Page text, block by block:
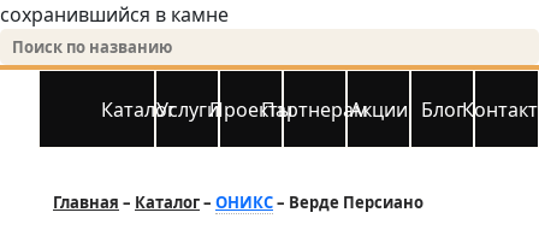
сохранившийся в камне
КаталогУслугиПроектыПартнерамАкции Блог
Главная Каталог ОНИКС Верде Персиано